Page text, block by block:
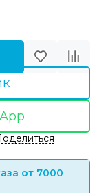
от 7000